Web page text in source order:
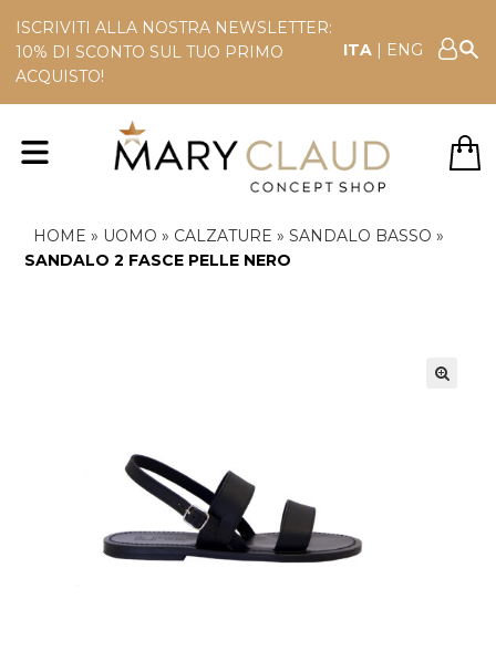
ISCRIVITI ALLA NOSTRA NEWSLETTER:
10% DI SCONTO SUL TUO PRIMO
ACQUISTO!
ITA | ENG
HOME » UOMO » CALZATURE » SANDALO BASSO »
SANDALO 2 FASCE PELLE NERO